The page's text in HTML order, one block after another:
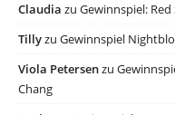
Claudia zu Gewinnspiel:
Tillyzu Gewinnspiel
Viola Petersenzu
Chang